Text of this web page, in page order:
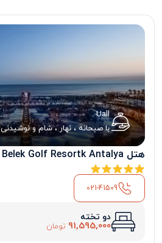
Uall
با صبحانه ، نهار ، شام و نوشیدنی
هتل maxx Royal Belek Golf Resortk Antalya
021-41509
دو تخته
91,595,000 تومان